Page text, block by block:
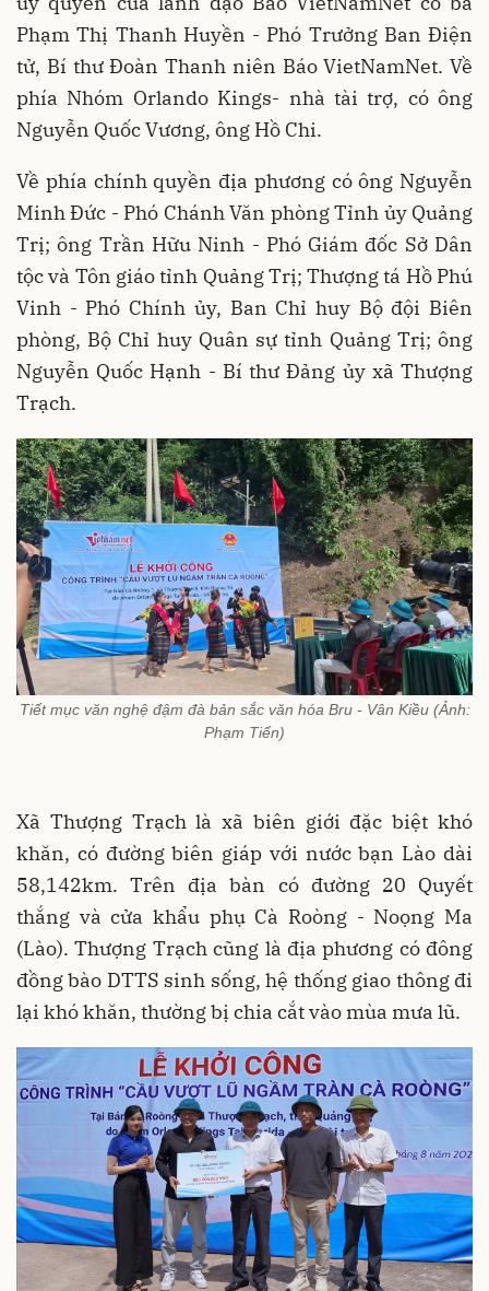
Phạm Thị Thanh Huyền - Phó Trưởng Ban Điện
tử, Bí thư Đoàn Thanh niên Báo VietNamNet. Về
phía Nhóm Orlando Kings- nhà tài trợ, có ông
Nguyễn Quốc Vương, ông Hồ Chi.
Về phía chính quyền địa phương có ông Nguyễn
Minh Đức - Phó Chánh Văn phòng Tỉnh ủy Quảng
Trị; ông Trần Hữu Ninh - Phó Giám đốc Sở Dân
tộc và Tôn giáo tỉnh Quảng Trị; Thượng tá Hồ Phú
Vinh - Phó Chính ủy, Ban Chỉ huy Bộ đội Biên
phòng, Bộ Chỉ huy Quân sự tỉnh Quảng Trị; ông
Nguyễn Quốc Hạnh - Bí thư Đảng ủy xã Thượng
Trạch.
Tiết mục văn nghệ đậm đà bản sắc văn hóa Bru - Vân Kiều (Ảnh:
Phạm Tiến)
Xã Thượng Trạch là xã biên giới đặc biệt khó
khăn, có đường biên giáp với nước bạn Lào dài
58,142km. Trên địa bàn có đường 20 Quyết
thắng và cửa khẩu phụ Cà Roòng - Noọng Ma
(Lào). Thượng Trạch cũng là địa phương có đông
đồng bào DTTS sinh sống, hệ thống giao thông đi
lại khó khăn, thường bị chia cắt vào mùa mưa lũ.